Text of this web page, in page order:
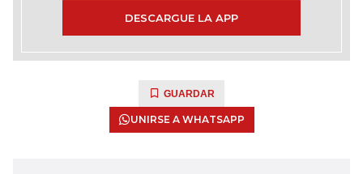
DESCARGUE LA APP
GUARDAR
UNIRSE A WHATSAPP